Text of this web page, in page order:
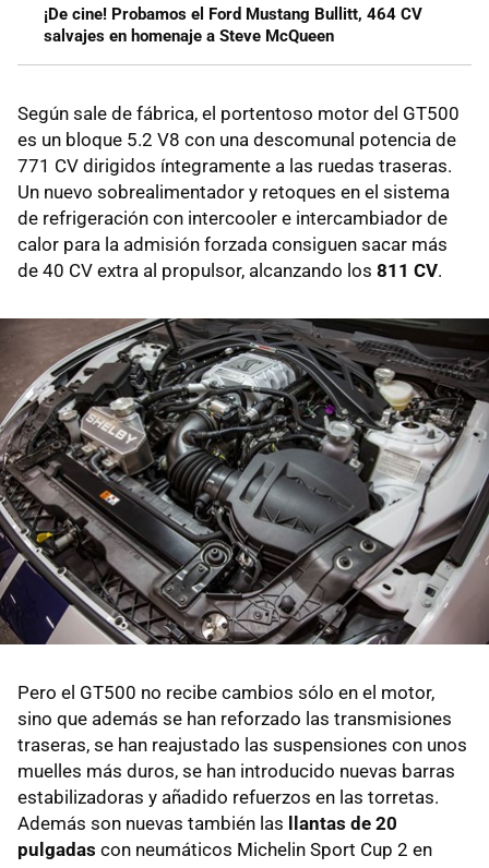
¡De cine! Probamos el Ford Mustang Bullitt, 464 CV
salvajes en homenaje a Steve McQueen
Según sale de fábrica, el portentoso motor del GT500
es un bloque 5.2 V8 con una descomunal potencia de
771 CV dirigidos íntegramente a las ruedas traseras.
Un nuevo sobrealimentador y retoques en el sistema
de refrigeración con intercooler e intercambiador de
calor para la admisión forzada consiguen sacar más
de 40 CV extra al propulsor, alcanzando los 811 CV.
Pero el GT500 no recibe cambios sólo en el motor,
sino que además se han reforzado las transmisiones
traseras, se han reajustado las suspensiones con unos
muelles más duros, se han introducido nuevas barras
estabilizadoras y añadido refuerzos en las torretas.
Además son nuevas también las llantas de 20
pulgadas con neumáticos Michelin Sport Cup 2 en